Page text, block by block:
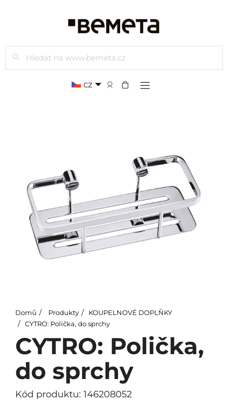
Hledat
CZ
Domů Produkty
KOUPELNOVÉ DOPLŇKY
CYTRO: Polička, do sprchy
CYTRO: Polička,
do sprchy
Kód produktu: 146208052